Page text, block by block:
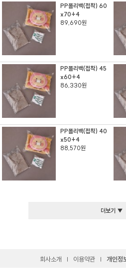
PP폴리백(접착) 60
x70+4
89,690원
PP폴리백(접착) 45
x60+4
86,330원
PP폴리백(접착) 40
x50+4
88,570원
더보기 ▼
회사소개 이용약관 개인정